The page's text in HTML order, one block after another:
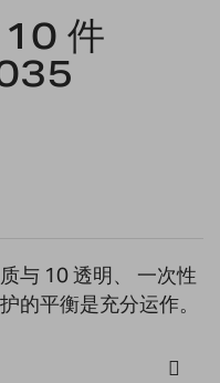
10 件
与 10 透明、 一次性
的平衡是充分运作。